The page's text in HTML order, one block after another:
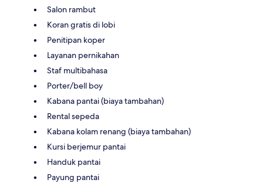
Salon rambut
Koran gratis di lobi
Penitipan koper
Layanan pernikahan
Staf multibahasa
Porter/bell boy
Kabana pantai (biaya tambahan)
Rental sepeda
Kabana kolam renang (biaya tambahan)
Kursi berjemur pantai
Handuk pantai
Payung pantai